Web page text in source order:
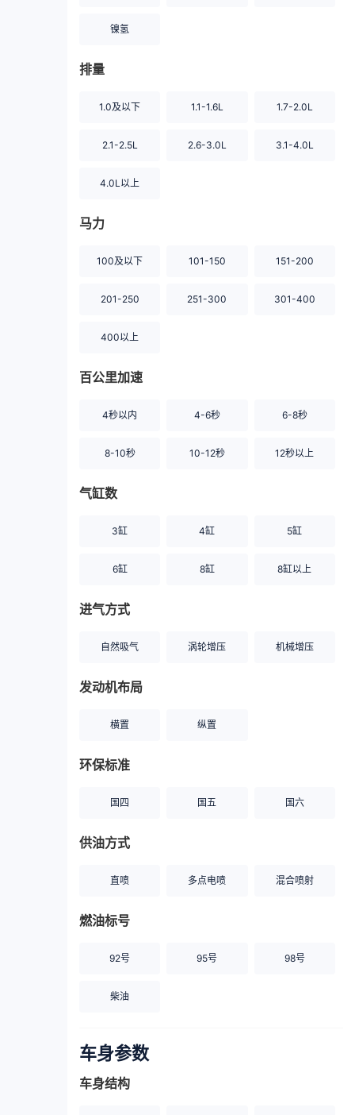
镍氢
排量
1.0及以下 1.1-1.6L 1.7-2.0L
2.1-2.5L 2.6-3.0L 3.1-4.0L
4.0L以上
马力
100及以下 101-150 151-200
201-250 251-300 301-400
400以上
百公里加速
4秒以内 4-6秒 6-8秒
8-10秒 10-12秒 12秒以上
气缸数
3缸 4缸 5缸
6缸 8缸 8缸以上
进气方式
自然吸气 涡轮增压 机械增压
发动机布局
横置 纵置
环保标准
国四 国五 国六
供油方式
直喷 多点电喷 混合喷射
燃油标号
92号 95号 98号
柴油
车身参数
车身结构